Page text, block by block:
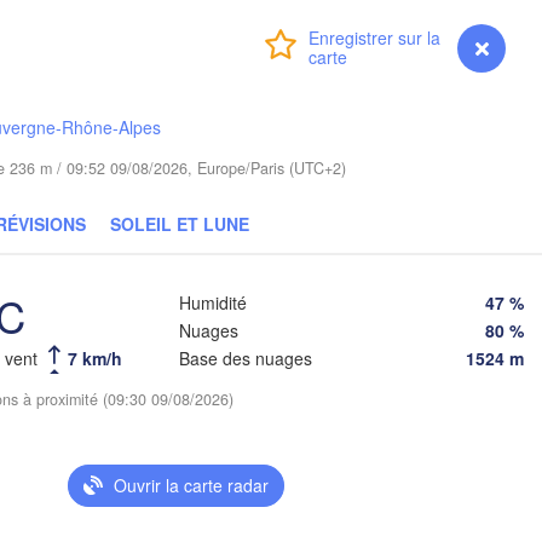
Premium myVentusky Prévisions
Rhône-Alpes
236 m / 09:52 09/08/2026, Europe/Paris (UTC+2)
SOLEIL ET LUNE
vent 7 km/h
Humidité
47 %
Nuages
80 %
Base des nuages
1524 m
à proximité (09:30 09/08/2026)
Ouvrir la carte radar
Warszawa
Wrocław
Budapest
Košice
HONGRIE
SLOVAQUIE
Брэст
(Brest)
Івано-
(Ivano-